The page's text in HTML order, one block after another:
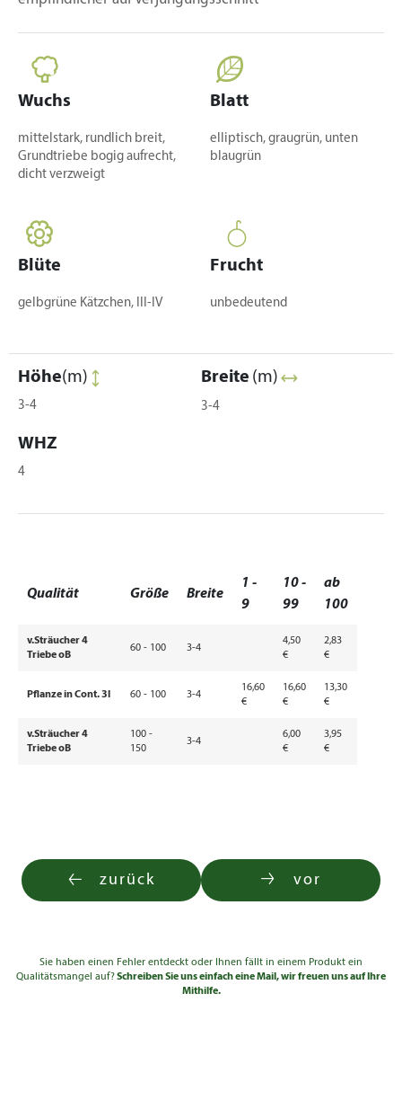
Wuchs
mittelstark, rundlich breit,
Grundtriebe bogig aufrecht,
dicht verzweigt
Blatt
elliptisch, graugrün, unten
blaugrün
Blüte
gelbgrüne Kätzchen, III-IV
Frucht
unbedeutend
Höhe(m)
3-4
Breite (m)
3-4
WHZ
4
Qualität Größe Breite
1 -
9
10 -
99
ab
100
v.Sträucher 4
Triebe oB
60 - 100 3-4
4,50
€
2,83
€
Pflanze in Cont. 3l 60 - 100 3-4
16,60
€
16,60
€
13,30
€
v.Sträucher 4
Triebe oB
100 -
150
3-4
6,00
€
3,95
€
zurück vor
Sie haben einen Fehler entdeckt oder Ihnen fällt in einem Produkt ein
Qualitätsmangel auf?Schreiben Sie uns einfach eine Mail, wir freuen uns auf Ihre
Mithilfe.